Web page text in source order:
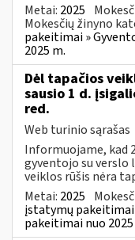
Metai: 2025
Mokesčių žinyno
pakeitimai »
2025 m.
Dėl tapačios
sausio 1 d.
red.
Web turinio sąrašas
Informuojame, kad
gyventojo su verslo
veiklos rūšis nėra
Metai: 2025
įstatymų pakeitimai
pakeitimai nuo 2025